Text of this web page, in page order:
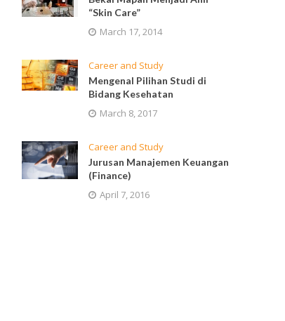
“Skin Care”
March 17, 2014
Career and Study
Mengenal Pilihan Studi di
Bidang Kesehatan
March 8, 2017
Career and Study
Jurusan Manajemen Keuangan
(Finance)
April 7, 2016